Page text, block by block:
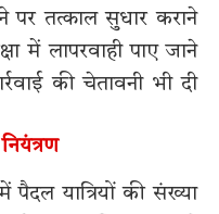
पर तत्काल सुधार कराने
में लापरवाही पाए जाने
की चेतावनी भी दी
पैदल यात्रियों की संख्या